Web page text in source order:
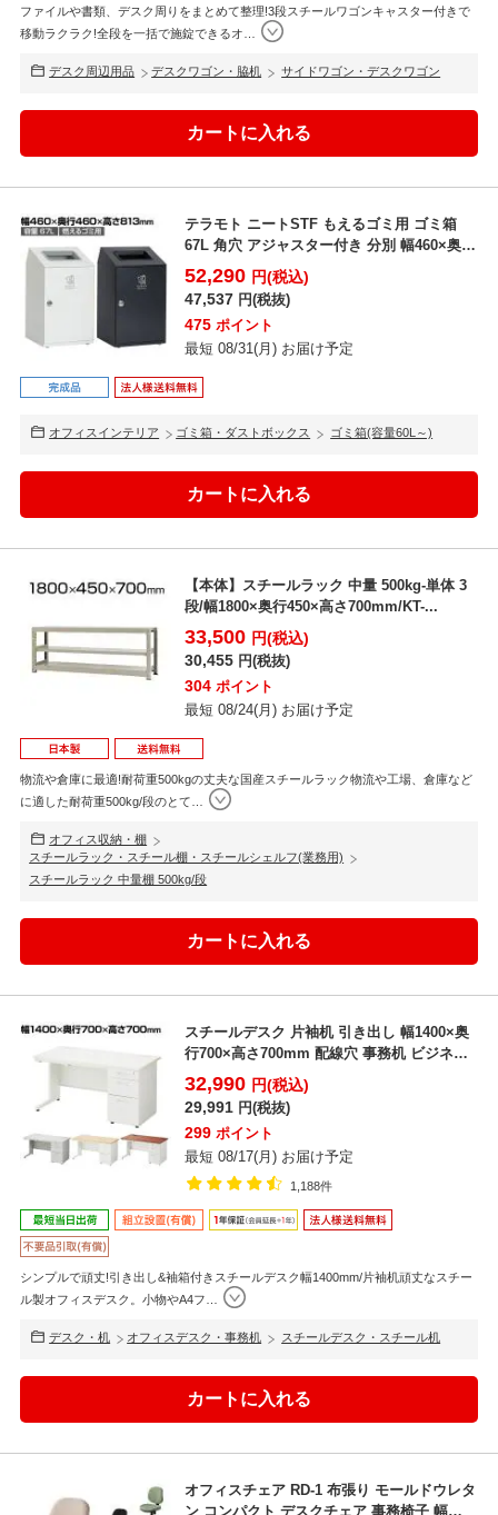
ファイルや書類、デスク周りをまとめて整理!3段スチールワゴンキャスター付きで
移動ラクラク!全段を一括で施錠できるオ
デスク周辺用品 デスクワゴン・脇机 サイドワゴン・デスクワゴン
テラモト ニートSTF もえるゴミ用 ゴミ箱
67L 角穴 アジャスター付き 分別 幅460×奥行
4...
52,290 円(税込)
47,537 円(税抜)
475 ポイント
最短 08/31(月) お届け予定
オフィスインテリア ゴミ箱・ダストボックス ゴミ箱(容量60L～)
【本体】スチールラック 中量 500kg-単体 3
段/幅1800×奥行450×高さ700mm/KT-...
33,500 円(税込)
30,455 円(税抜)
304 ポイント
最短 08/24(月) お届け予定
物流や倉庫に最適!耐荷重500kgの丈夫な国産スチールラック物流や工場、倉庫など
に適した耐荷重500kg/段のとて
オフィス収納・棚
スチールラック・スチール棚・スチールシェルフ(業務用)
スチールラック 中量棚 500kg/段
スチールデスク 片袖机 引き出し 幅1400×奥
行700×高さ700mm 配線穴 事務机 ビジネス
デ...
32,990 円(税込)
29,991 円(税抜)
299 ポイント
最短 08/17(月) お届け予定
1,188件
シンプルで頑丈!引き出し&袖箱付きスチールデスク幅1400mm/片袖机頑丈なスチー
ル製オフィスデスク。小物やA4フ
デスク・机 オフィスデスク・事務机 スチールデスク・スチール机
オフィスチェア RD-1 布張り モールドウレタ
ン コンパクト デスクチェア 事務椅子 幅